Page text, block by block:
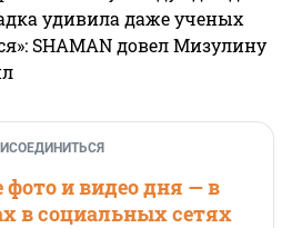
удивила даже ученых
SHAMAN довел Мизулину
и видео дня — в
в социальных сетях